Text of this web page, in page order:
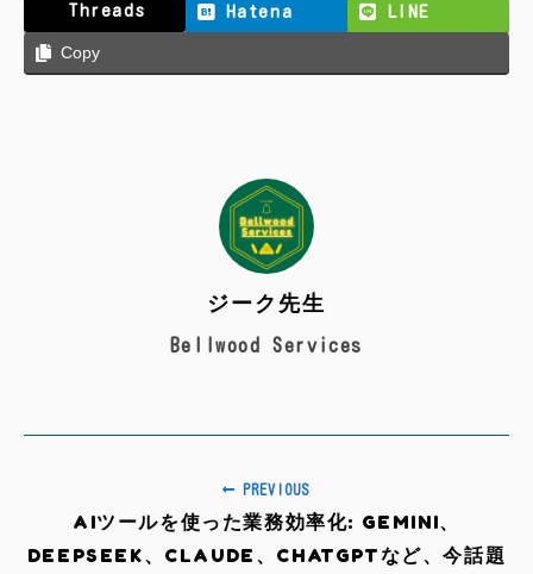
Threads Hatena LINE
Copy
ジーク先生
Bellwood Services
PREVIOUS
AIツールを使った業務効率化: GEMINI、
DEEPSEEK、CLAUDE、CHATGPTなど、今話題